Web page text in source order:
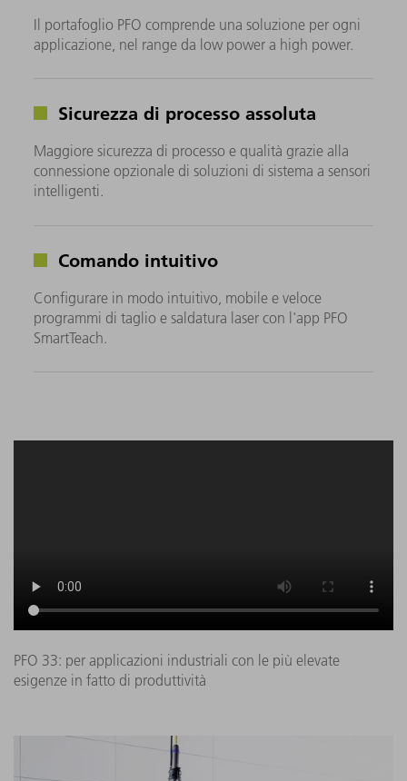
Il portafoglio PFO comprende una soluzione per ogni
applicazione, nel range da low power a high power.
Sicurezza di processo assoluta
Maggiore sicurezza di processo e qualità grazie alla
connessione opzionale di soluzioni di sistema a sensori
intelligenti.
Comando intuitivo
Configurare in modo intuitivo, mobile e veloce
programmi di taglio e saldatura laser con l'app PFO
SmartTeach.
PFO 33: per applicazioni industriali con le più elevate
esigenze in fatto di produttività